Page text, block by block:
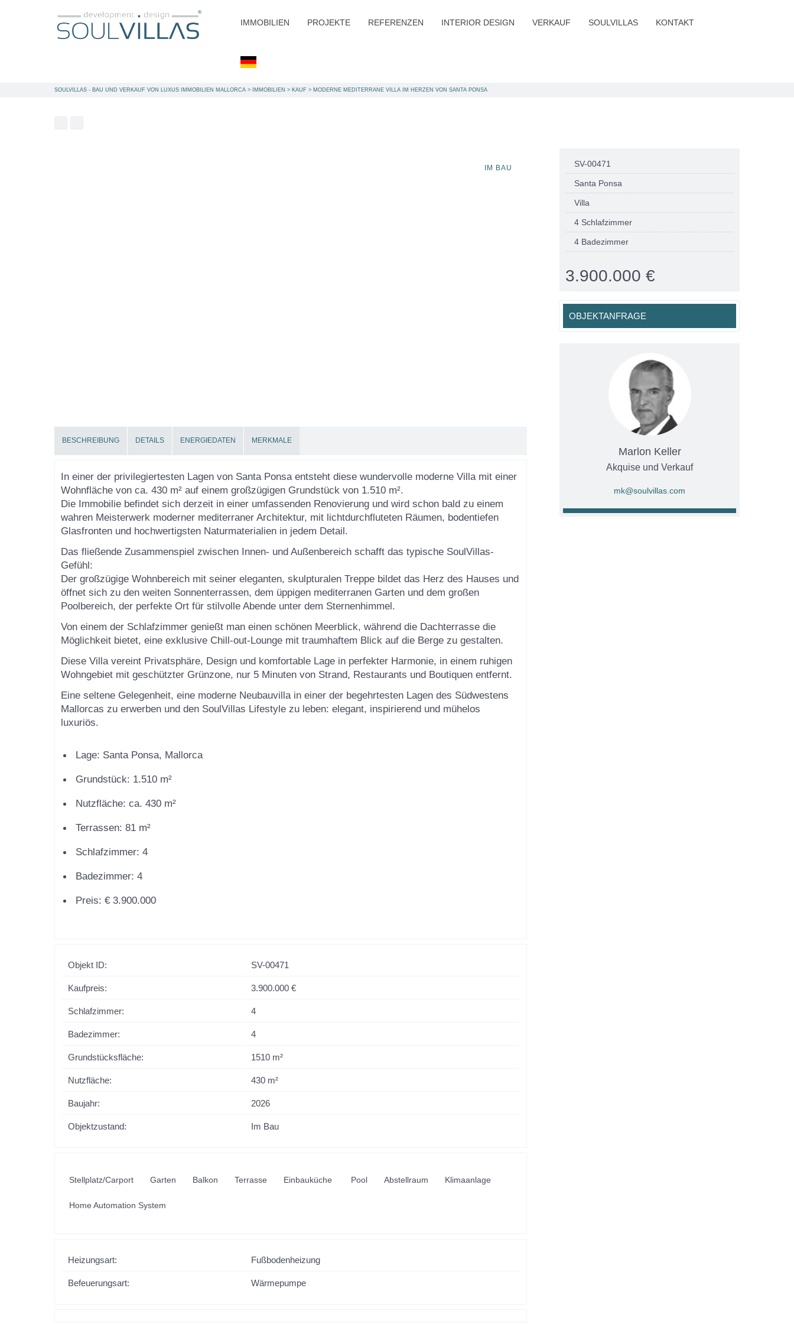
IMMOBILIEN PROJEKTE REFERENZEN INTERIOR DESIGN VERKAUF SOULVILLAS KONTAKT
SOULVILLAS - BAU UND VERKAUF VON LUXUS IMMOBILIEN MALLORCA > IMMOBILIEN > KAUF > MODERNE MEDITERRANE VILLA IM HERZEN VON SANTA PONSA
IM BAU
BESCHREIBUNG DETAILS ENERGIEDATEN MERKMALE
In einer der privilegiertesten Lagen von Santa Ponsa entsteht diese wundervolle moderne Villa mit einer
Wohnfläche von ca. 430 m² auf einem großzügigen Grundstück von 1.510 m².
Die Immobilie befindet sich derzeit in einer umfassenden Renovierung und wird schon bald zu einem
wahren Meisterwerk moderner mediterraner Architektur, mit lichtdurchfluteten Räumen, bodentiefen
Glasfronten und hochwertigsten Naturmaterialien in jedem Detail.
Das fließende Zusammenspiel zwischen Innen- und Außenbereich schafft das typische SoulVillas-
Gefühl:
Der großzügige Wohnbereich mit seiner eleganten, skulpturalen Treppe bildet das Herz des Hauses und
öffnet sich zu den weiten Sonnenterrassen, dem üppigen mediterranen Garten und dem großen
Poolbereich, der perfekte Ort für stilvolle Abende unter dem Sternenhimmel.
Von einem der Schlafzimmer genießt man einen schönen Meerblick, während die Dachterrasse die
Möglichkeit bietet, eine exklusive Chill-out-Lounge mit traumhaftem Blick auf die Berge zu gestalten.
Diese Villa vereint Privatsphäre, Design und komfortable Lage in perfekter Harmonie, in einem ruhigen
Wohngebiet mit geschützter Grünzone, nur 5 Minuten von Strand, Restaurants und Boutiquen entfernt.
Eine seltene Gelegenheit, eine moderne Neubauvilla in einer der begehrtesten Lagen des Südwestens
Mallorcas zu erwerben und den SoulVillas Lifestyle zu leben: elegant, inspirierend und mühelos
luxuriös.
Lage: Santa Ponsa, Mallorca
Grundstück: 1.510 m²
Nutzfläche: ca. 430 m²
Terrassen: 81 m²
Schlafzimmer: 4
Badezimmer: 4
Preis: € 3.900.000
Objekt ID: SV-00471
Kaufpreis: 3.900.000 €
Schlafzimmer: 4
Badezimmer: 4
Grundstücksfläche: 1510 m²
Nutzfläche: 430 m²
Baujahr: 2026
Objektzustand: Im Bau
Stellplatz/Carport Garten Balkon Terrasse Einbauküche Pool Abstellraum Klimaanlage
Home Automation System
Heizungsart: Fußbodenheizung
Befeuerungsart: Wärmepumpe
SV-00471
Santa Ponsa
Villa
4 Schlafzimmer
4 Badezimmer
3.900.000 €
OBJEKTANFRAGE
Marlon Keller
Akquise und Verkauf
mk@soulvillas.com